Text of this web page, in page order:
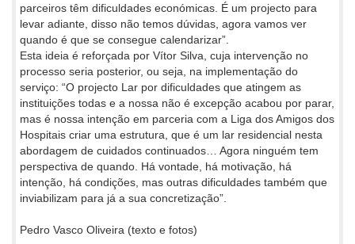
parceiros têm dificuldades económicas. É um projecto para
levar adiante, disso não temos dúvidas, agora vamos ver
quando é que se consegue calendarizar”.
Esta ideia é reforçada por Vítor Silva, cuja intervenção no
processo seria posterior, ou seja, na implementação do
serviço: “O projecto Lar por dificuldades que atingem as
instituições todas e a nossa não é excepção acabou por parar,
mas é nossa intenção em parceria com a Liga dos Amigos dos
Hospitais criar uma estrutura, que é um lar residencial nesta
abordagem de cuidados continuados… Agora ninguém tem
perspectiva de quando. Há vontade, há motivação, há
intenção, há condições, mas outras dificuldades também que
inviabilizam para já a sua concretização”.
Pedro Vasco Oliveira (texto e fotos)